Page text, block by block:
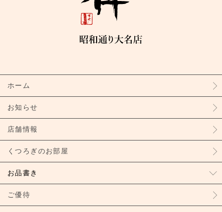
ホーム
お知らせ
店舗情報
くつろぎのお部屋
お品書き
ご優待